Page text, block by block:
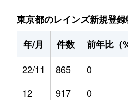
東京都のレインズ新規登
年/月
件数 前年比（
22/11
865 0
12
917 0